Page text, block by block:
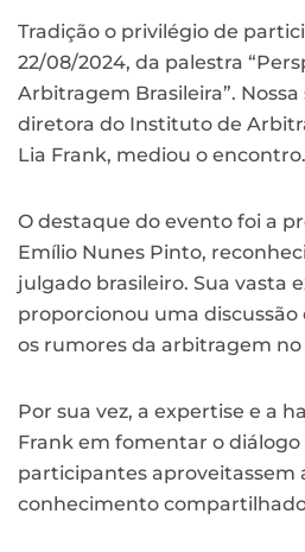
Tradição o privilégio de
22/08/2024, da palestra
Arbitragem Brasileira”.
diretora do Instituto de
Lia Frank, mediou o encontro.
O destaque do evento foi a
Emílio Nunes Pinto,
julgado brasileiro. Sua vasta
proporcionou uma
os rumores da arbitragem no
Por sua vez, a expertise e a
Frank em fomentar o
participantes aproveitassem
conhecimento